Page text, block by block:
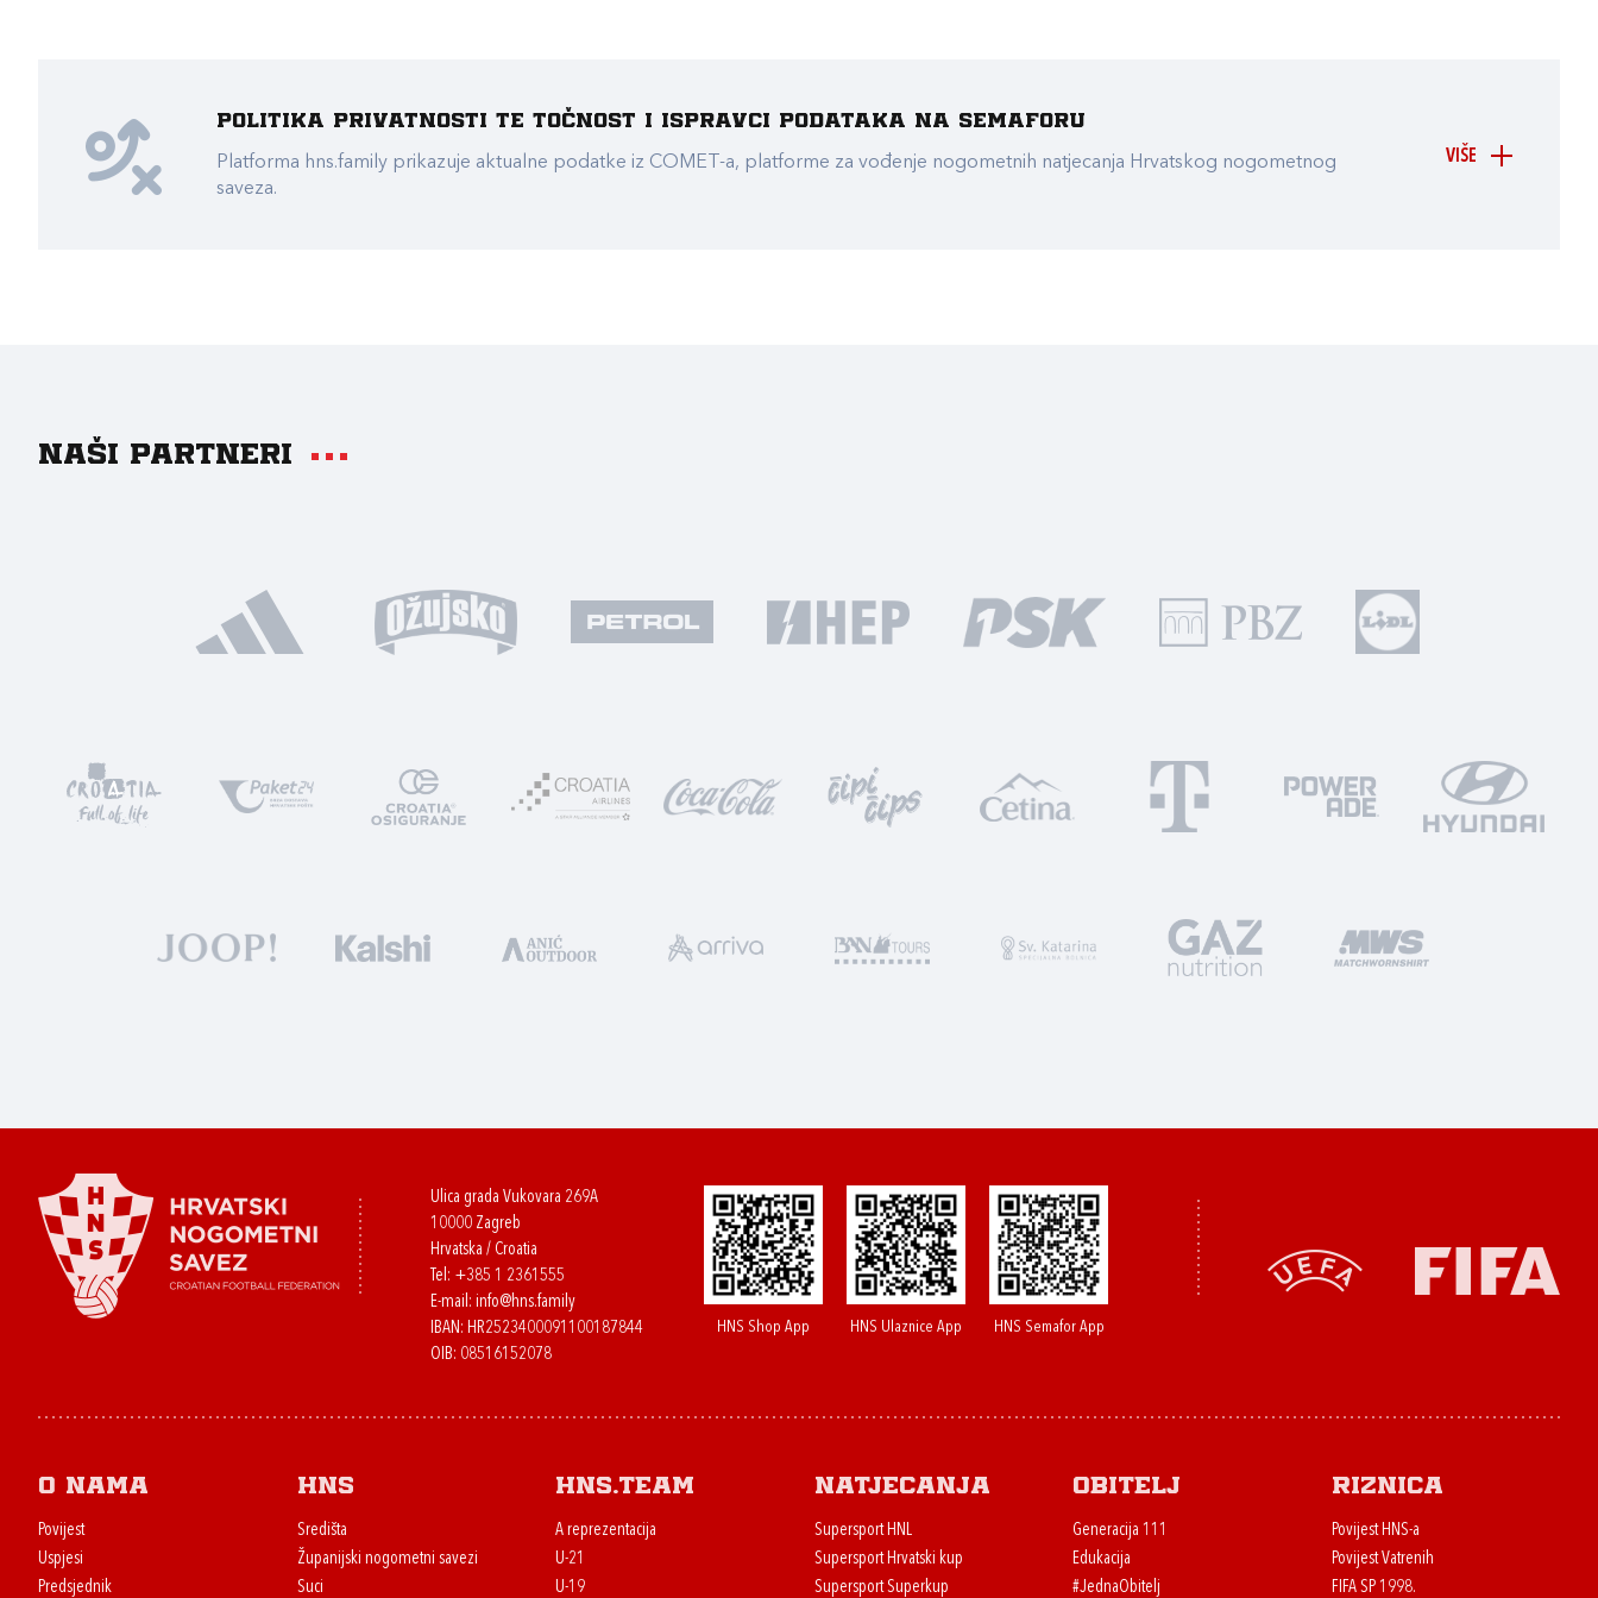
VIŠE
Politika privatnosti te točnost i ispravci podataka na Semaforu
Platforma hns.family prikazuje aktualne podatke iz COMET-a, platforme za vođenje nogometnih natjecanja Hrvatskog nogometnog
saveza.
Naši partneri
Ulica grada Vukovara 269A
10000 Zagreb
Hrvatska / Croatia
Tel: +385 1 2361555
E-mail: info@hns.family
IBAN: HR2523400091100187844
OIB: 08516152078
HNS Shop App HNS Ulaznice App HNS Semafor App
O nama
Povijest
Uspjesi
Predsjednik
HNS
Središta
Županijski nogometni savezi
Suci
HNS.team
A reprezentacija
U-21
U-19
Natjecanja
Supersport HNL
Supersport Hrvatski kup
Supersport Superkup
Obitelj
Generacija 111
Edukacija
#JednaObitelj
Riznica
Povijest HNS-a
Povijest Vatrenih
FIFA SP 1998.